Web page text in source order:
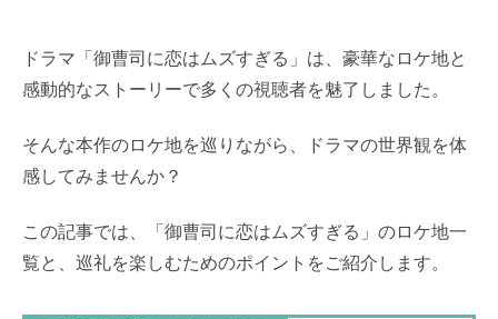
ドラマ「御曹司に恋はムズすぎる」は、豪華なロケ地と
感動的なストーリーで多くの視聴者を魅了しました。
そんな本作のロケ地を巡りながら、ドラマの世界観を体
感してみませんか？
この記事では、「御曹司に恋はムズすぎる」のロケ地一
覧と、巡礼を楽しむためのポイントをご紹介します。